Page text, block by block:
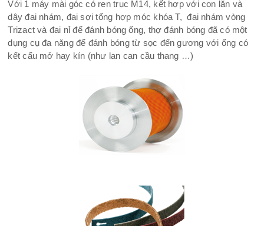
Với 1 máy mài góc có ren trục M14, kết hợp với con lăn và
dây đai nhám, đai sợi tổng hợp móc khóa T, đai nhám vòng
Trizact và đai nỉ để đánh bóng ống, thợ đánh bóng đã có một
dụng cụ đa năng để đánh bóng từ sọc đến gương với ống có
kết cấu mở hay kín (như lan can cầu thang …)